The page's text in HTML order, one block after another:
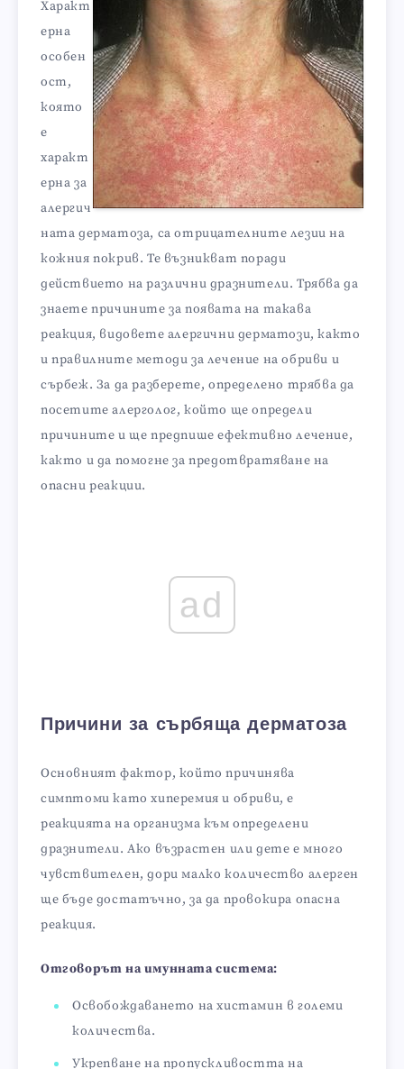
Характ
ерна
особен
ост,
която
е
характ
ерна за
алергич
ната дерматоза, са отрицателните лезии на
кожния покрив. Те възникват поради
действието на различни дразнители. Трябва да
знаете причините за появата на такава
реакция, видовете алергични дерматози, както
и правилните методи за лечение на обриви и
сърбеж. За да разберете, определено трябва да
посетите алерголог, който ще определи
причините и ще предпише ефективно лечение,
както и да помогне за предотвратяване на
опасни реакции.
ad
Причини за сърбяща дерматоза
Основният фактор, който причинява
симптоми като хиперемия и обриви, е
реакцията на организма към определени
дразнители. Ако възрастен или дете е много
чувствителен, дори малко количество алерген
ще бъде достатъчно, за да провокира опасна
реакция.
Отговорът на имунната система:
Освобождаването на хистамин в големи
количества.
Укрепване на пропускливостта на